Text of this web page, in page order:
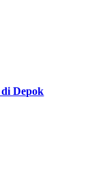
Depok